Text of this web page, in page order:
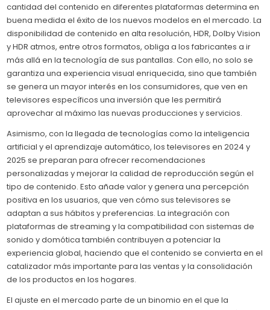
cantidad del contenido en diferentes plataformas determina en
buena medida el éxito de los nuevos modelos en el mercado. La
disponibilidad de contenido en alta resolución, HDR, Dolby Vision
y HDR atmos, entre otros formatos, obliga a los fabricantes a ir
más allá en la tecnología de sus pantallas. Con ello, no solo se
garantiza una experiencia visual enriquecida, sino que también
se genera un mayor interés en los consumidores, que ven en
televisores específicos una inversión que les permitirá
aprovechar al máximo las nuevas producciones y servicios.
Asimismo, con la llegada de tecnologías como la inteligencia
artificial y el aprendizaje automático, los televisores en 2024 y
2025 se preparan para ofrecer recomendaciones
personalizadas y mejorar la calidad de reproducción según el
tipo de contenido. Esto añade valor y genera una percepción
positiva en los usuarios, que ven cómo sus televisores se
adaptan a sus hábitos y preferencias. La integración con
plataformas de streaming y la compatibilidad con sistemas de
sonido y domótica también contribuyen a potenciar la
experiencia global, haciendo que el contenido se convierta en el
catalizador más importante para las ventas y la consolidación
de los productos en los hogares.
El ajuste en el mercado parte de un binomio en el que la